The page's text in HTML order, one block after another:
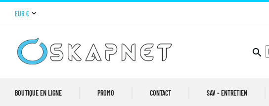
EUR €
search
BOUTIQUE EN LIGNE PROMO CONTACT SAV - ENTRETIEN